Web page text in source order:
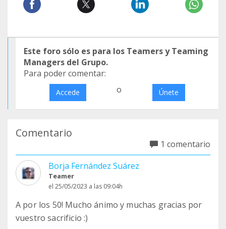
Este foro sólo es para los Teamers y Teaming
Managers del Grupo.
Para poder comentar:
Accede o Únete
Comentario
1 comentario
Borja Fernández Suárez
Teamer
el 25/05/2023 a las 09:04h
A por los 50! Mucho ánimo y muchas gracias por
vuestro sacrificio :)